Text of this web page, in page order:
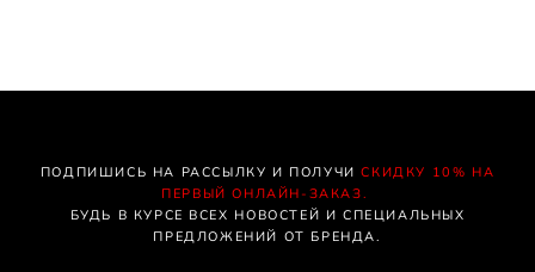
ПОДПИШИСЬ НА РАССЫЛКУ И ПОЛУЧИСКИДКУ 10% НА
ПЕРВЫЙ ОНЛАЙН-ЗАКАЗ.
БУДЬ В КУРСЕ ВСЕХ НОВОСТЕЙ И СПЕЦИАЛЬНЫХ
ПРЕДЛОЖЕНИЙ ОТ БРЕНДА.